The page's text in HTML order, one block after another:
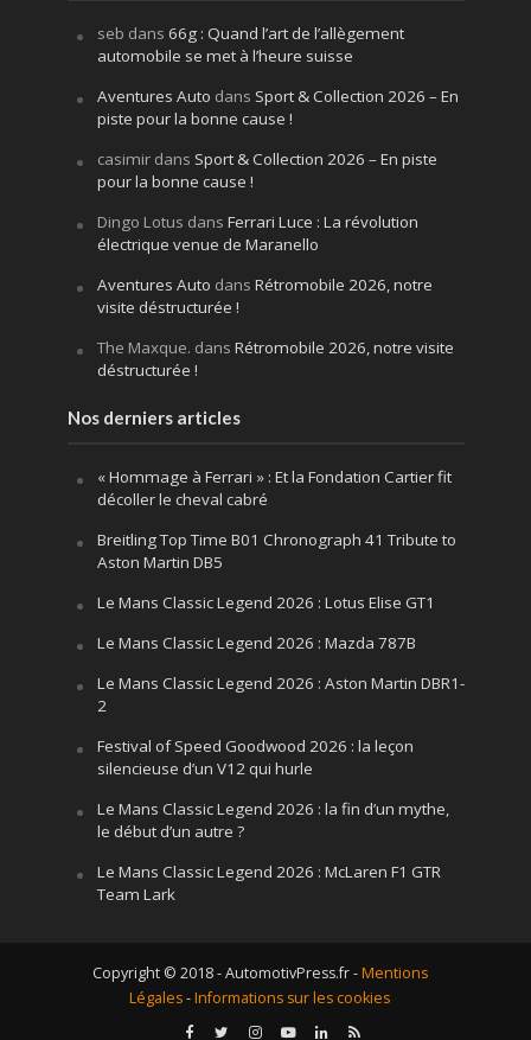
seb dans 66g : Quand l’art de l’allègement
automobile se met à l’heure suisse
Aventures Auto dans Sport & Collection 2026 – En
piste pour la bonne cause !
casimirdans Sport & Collection 2026 – En piste
pour la bonne cause !
Dingo Lotus dans Ferrari Luce : La révolution
électrique venue de Maranello
Aventures Auto dans Rétromobile 2026, notre
visite déstructurée !
The Maxque. dans Rétromobile 2026, notre visite
déstructurée !
Nos derniers articles
« Hommage à Ferrari » : Et la Fondation Cartier fit
décoller le cheval cabré
Breitling Top Time B01 Chronograph 41 Tribute to
Aston Martin DB5
Le Mans Classic Legend 2026 : Lotus Elise GT1
Le Mans Classic Legend 2026 : Mazda 787B
Le Mans Classic Legend 2026 : Aston Martin DBR1-
2
Festival of Speed Goodwood 2026 : la leçon
silencieuse d’un V12 qui hurle
Le Mans Classic Legend 2026 : la fin d’un mythe,
le début d’un autre ?
Le Mans Classic Legend 2026 : McLaren F1 GTR
Team Lark
Copyright © 2018 - AutomotivPress.fr -Mentions
Légales-Informations sur les cookies